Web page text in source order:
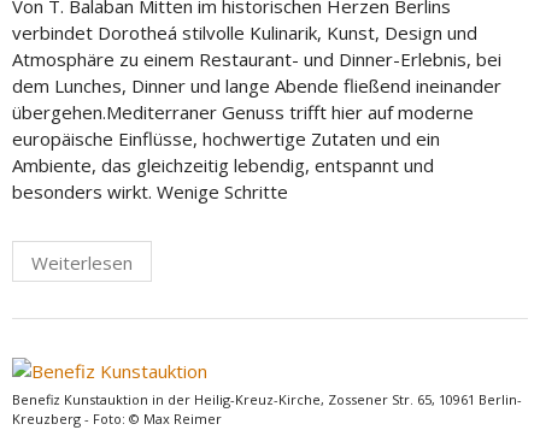
Von T. Balaban Mitten im historischen Herzen Berlins
verbindet Dorotheá stilvolle Kulinarik, Kunst, Design und
Atmosphäre zu einem Restaurant- und Dinner-Erlebnis, bei
dem Lunches, Dinner und lange Abende fließend ineinander
übergehen.Mediterraner Genuss trifft hier auf moderne
europäische Einflüsse, hochwertige Zutaten und ein
Ambiente, das gleichzeitig lebendig, entspannt und
besonders wirkt. Wenige Schritte
Weiterlesen
Benefiz Kunstauktion in der Heilig-Kreuz-Kirche, Zossener Str. 65, 10961 Berlin-
Kreuzberg - Foto: © Max Reimer